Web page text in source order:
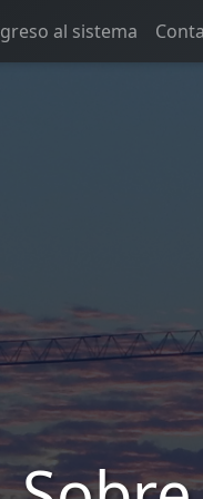
al sistema